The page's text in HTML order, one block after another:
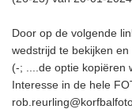
Door op de volgende
wedstrijd te bekijken en
(-; ....de optie kopiëren
Interesse in de hele